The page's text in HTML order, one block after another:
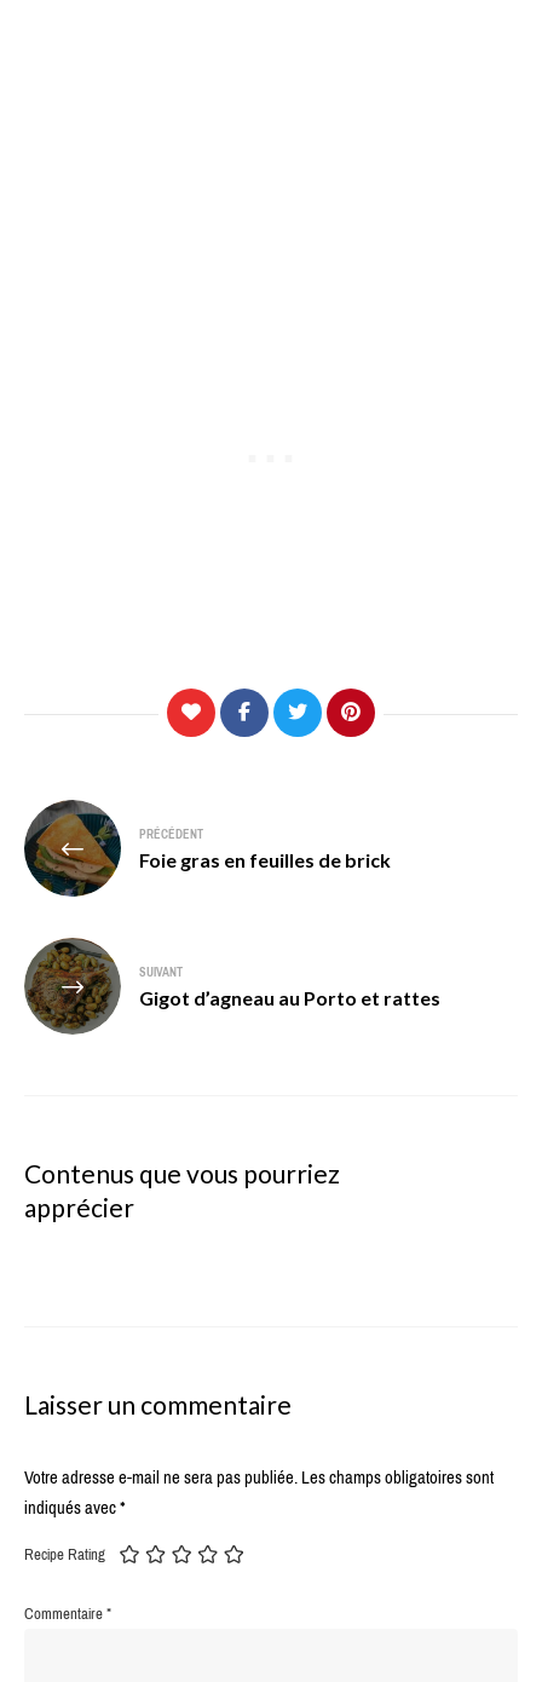
Navigation
de
l’article
PRÉCÉDENT
Foie gras en feuilles de brick
SUIVANT
Gigot d’agneau au Porto et rattes
Contenus que vous pourriez
apprécier
Laisser un commentaire
Votre adresse e-mail ne sera pas publiée.Les champs obligatoires sont
indiqués avec*
Recipe Rating
Commentaire*